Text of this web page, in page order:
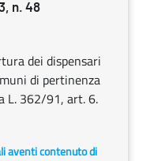
n. 48
dei dispensari
di pertinenza
L. 362/91, art. 6.
aventi contenuto di